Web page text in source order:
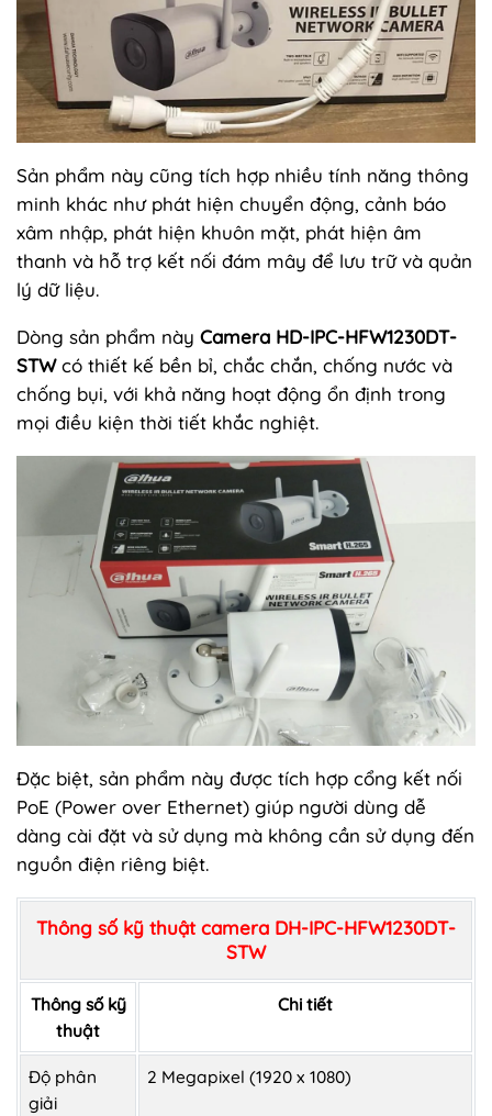
Sản phẩm này cũng tích hợp nhiều tính năng thông
minh khác như phát hiện chuyển động, cảnh báo
xâm nhập, phát hiện khuôn mặt, phát hiện âm
thanh và hỗ trợ kết nối đám mây để lưu trữ và quản
lý dữ liệu.
Dòng sản phẩm này Camera HD-IPC-HFW1230DT-
STWcó thiết kế bền bỉ, chắc chắn, chống nước và
chống bụi, với khả năng hoạt động ổn định trong
mọi điều kiện thời tiết khắc nghiệt.
Đặc biệt, sản phẩm này được tích hợp cổng kết nối
PoE (Power over Ethernet) giúp người dùng dễ
dàng cài đặt và sử dụng mà không cần sử dụng đến
nguồn điện riêng biệt.
Thông số kỹ thuật camera DH-IPC-HFW1230DT-
STW
Thông số kỹ
thuật
Chi tiết
Độ phân
giải
2 Megapixel (1920 x 1080)